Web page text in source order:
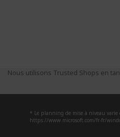
Nous utilisons Trusted Shops en
* Le planning de mise à niveau
https://www.microsoft.com/fr-fr/